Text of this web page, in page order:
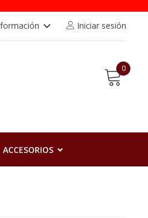
Iniciar sesión
keyboard_arrow_down
0
ACCESORIOS